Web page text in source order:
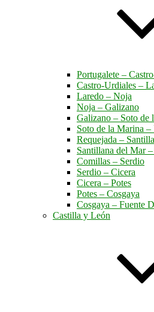
Portugalete –
Castro-Urdiales –
Laredo – Noja
Noja – Galizano
Galizano – Soto de
Soto de la Marina –
Requejada –
Santillana del Mar
Comillas – Serdio
Serdio – Cicera
Cicera – Potes
Potes – Cosgaya
Cosgaya – Fuente
Castilla y León